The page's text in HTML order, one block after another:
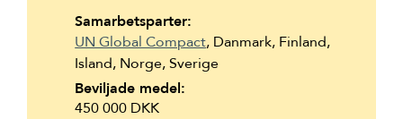
Samarbetsparter:
UN Global Compact, Danmark, Finland,
Island, Norge, Sverige
Beviljade medel:
450 000 DKK